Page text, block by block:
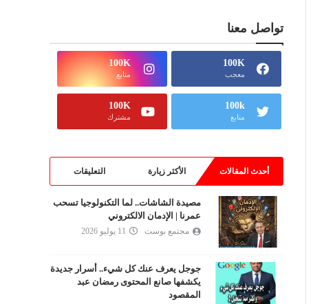
تواصل معنا
100K
معجب
100K
متابع
100k
متابع
100K
مشترك
أحدث المقالات الأكثر زيارة التعليقات
مصيدة الشاشات.. لما التكنولوجيا تسحب
عمرنا | الإدمان الالكتروني
مجتمع بوست 11 يوليو 2026
جوجل يعرف عنك كل شيء.. أسرار جديدة
يكشفها صانع المحتوى رمضان عبد
المقصود